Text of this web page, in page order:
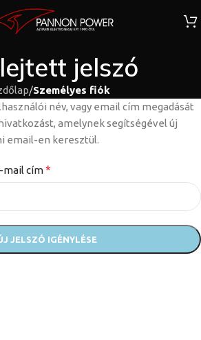
jelszó
/Személyes fiók
név, vagy email cím megadását
amelynek segítségével új
email-en keresztül.
mail cím*
JELSZÓ IGÉNYLÉSE